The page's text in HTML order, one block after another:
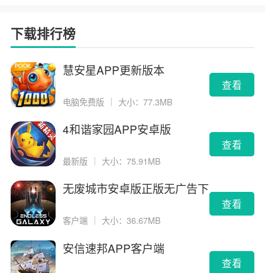
下载排行榜
慧安星APP更新版本
电脑免费版 ｜ 大小：77.3MB
查看
4和谐家园APP安卓版
最新版 大小：75.91MB
查看
无废城市安卓版正版无广告下
客户端 大小：36.67MB
查看
安信速邦APP客户端
查看